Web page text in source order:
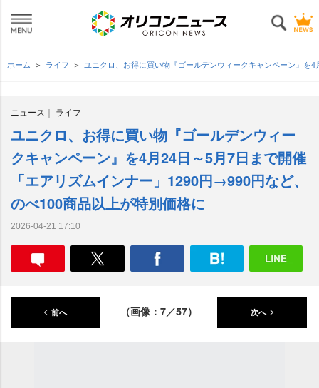
ホーム ライフ ユニクロ、お得に買い物『ゴールデンウィークキャンペーン』
ニュース ライフ
ユニクロ、お得に買い物『ゴールデンウィー
クキャンペーン』を4月24日～5月7日まで開催
「エアリズムインナー」1290円→990円など、
のべ100商品以上が特別価格に
2026-04-21 17:10
前へ （画像：7／57） 次へ